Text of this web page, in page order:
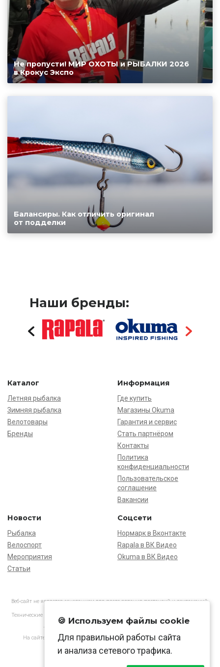
Не пропусти! МИР ОХОТЫ и РЫБАЛКИ 2026
в Крокус Экспо
Балансиры. Как отличить оригинал
от подделки
Наши бренды:
Каталог
Летняя рыбалка
Зимняя рыбалка
Велотовары
Бренды
Информация
Где купить
Магазины Okuma
Гарантия и сервис
Стать партнёром
Контакты
Политика
конфиденциальности
Пользовательское
соглашение
Вакансии
Новости
Рыбалка
Велоспорт
Мероприятия
Статьи
Соцсети
Нормарк в Вконтакте
Rapala в ВК Видео
Okuma в ВК Видео
Веб-сайт не является основанием для предъявления претензий и рекламаций,
Технические характеристики товаров могут отличаться от указанных на сайте.
АО «Нормарк» ИНН 7728172512 ОГРН 1037739603505
На сайте применяютсярекомендательные технологиив соответствии
🍪 Используем файлы cookie
Для правильной работы сайта
и анализа сетевого трафика.